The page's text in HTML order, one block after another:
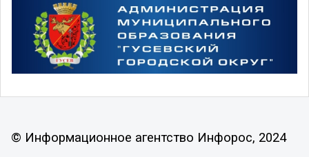
© Информационное агентство Инфорос, 2024